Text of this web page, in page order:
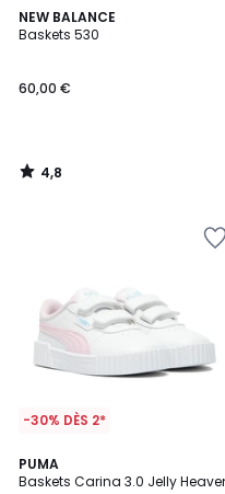
NEW BALANCE
Baskets 530
60,00 €
4,8
/ 5
4,8
/
-30% DÈS 2*
PUMA
Baskets Carina 3.0 Jelly
2
/